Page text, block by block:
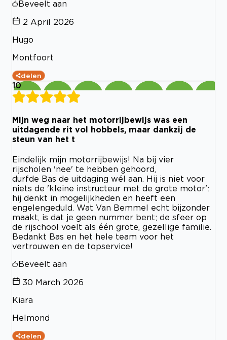
Beveelt aan
2 April 2026
Hugo
Montfoort
delen
10
Mijn weg naar het motorrijbewijs was een
uitdagende rit vol hobbels, maar dankzij de
steun van het t
Eindelijk mijn motorrijbewijs! Na bij vier
rijscholen 'nee' te hebben gehoord,
durfde Bas de uitdaging wél aan. Hij is niet voor
niets de 'kleine instructeur met de grote motor':
hij denkt in mogelijkheden en heeft een
engelengeduld. Wat Van Bemmel echt bijzonder
maakt, is dat je geen nummer bent; de sfeer op
de rijschool voelt als één grote, gezellige familie.
Bedankt Bas en het hele team voor het
vertrouwen en de topservice!
Beveelt aan
30 March 2026
Kiara
Helmond
delen